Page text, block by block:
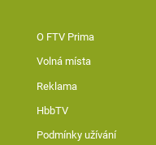
O FTV Prima
Volná místa
Reklama
HbbTV
Podmínky užívání